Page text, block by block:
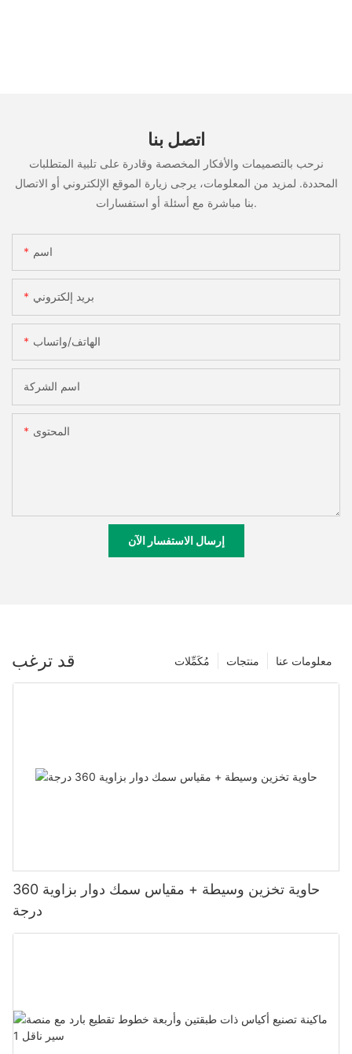
اتصل بنا
نرحب بالتصميمات والأفكار المخصصة وقادرة على تلبية المتطلبات
المحددة. لمزيد من المعلومات، يرجى زيارة الموقع الإلكتروني أو الاتصال
بنا مباشرة مع أسئلة أو استفسارات.
اسم
بريد إلكتروني
الهاتف/واتساب
اسم الشركة
المحتوى
إرسال الاستفسار الآن
قد ترغب معلومات عنا منتجات مُكَمِّلات
حاوية تخزين وسيطة + مقياس سمك دوار بزاوية 360
درجة